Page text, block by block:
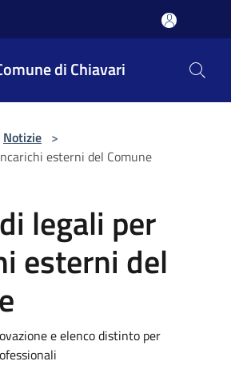
di Chiavari
Notizie >
esterni del Comune
legali per
esterni del
e elenco distinto per